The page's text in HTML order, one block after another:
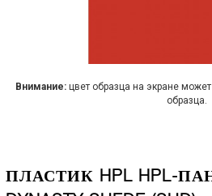
Внимание: цвет образца на экране
образца.
ПЛАСТИК HPL HPL-